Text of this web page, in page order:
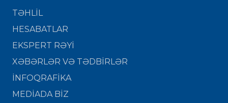
TƏHLİL
HESABATLAR
EKSPERT RƏYİ
XƏBƏRLƏR VƏ TƏDBİRLƏR
İNFOQRAFİKA
MEDİADA BİZ